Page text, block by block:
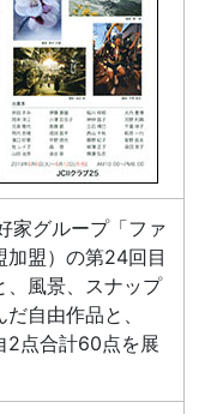
家グループ「ファ
加盟）の第24回目
、風景、スナップ
自由作品と、
2点合計60点を展